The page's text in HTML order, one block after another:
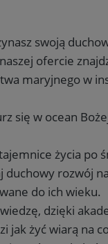
swoją
ofercie
maryjnego w
się w ocean
życia po
duchowy rozwój
do ich wieku.
dzięki
jak żyć wiarą na